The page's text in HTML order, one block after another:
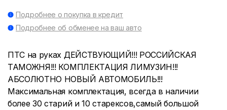
Подробнее о покупка в кредит
Подробнее об обменее на ваш авто
ПТС на руках ДЕЙСТВУЮЩИЙ!!! РОССИЙСКАЯ
ТАМОЖНЯ!!! КОМПЛЕКТАЦИЯ ЛИМУЗИН!!!
АБСОЛЮТНО НОВЫЙ АВТОМОБИЛЬ!!!
Максимальная комплектация, всегда в наличии
более 30 старий и 10 старексов,самый большой